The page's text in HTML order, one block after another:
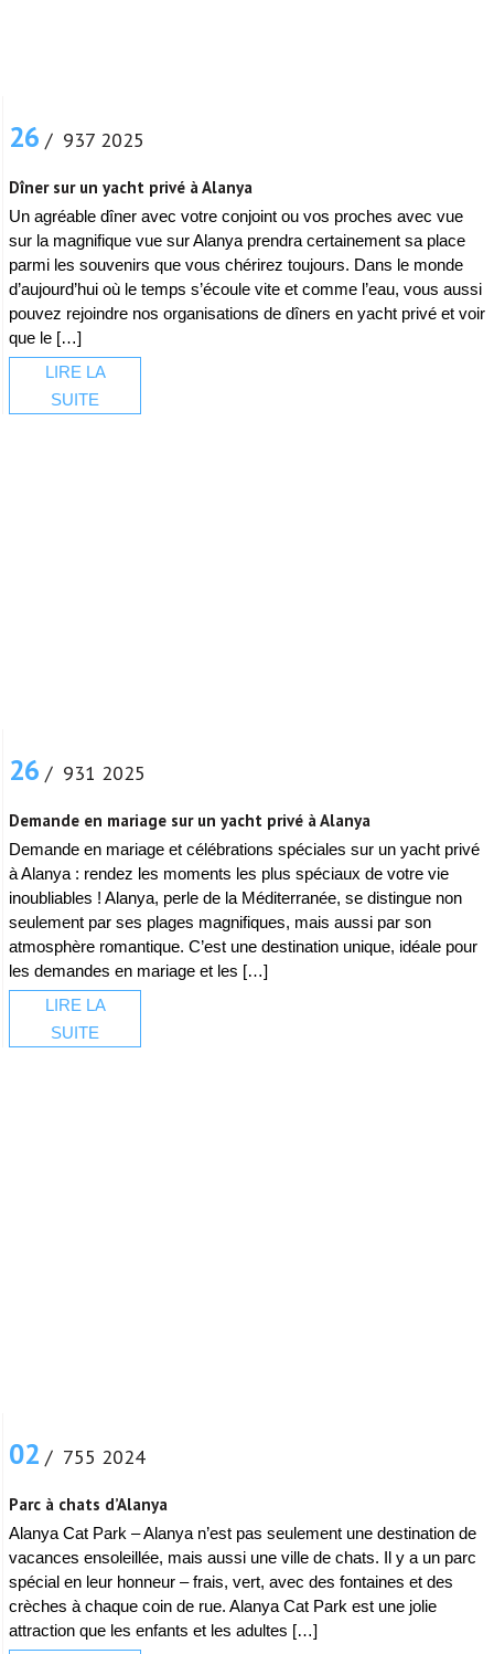
26 / 937 2025
Dîner sur un yacht privé à Alanya
Un agréable dîner avec votre conjoint ou vos proches avec vue
sur la magnifique vue sur Alanya prendra certainement sa place
parmi les souvenirs que vous chérirez toujours. Dans le monde
d’aujourd’hui où le temps s’écoule vite et comme l’eau, vous aussi
pouvez rejoindre nos organisations de dîners en yacht privé et voir
que le […]
LIRE LA
SUITE
26 / 931 2025
Demande en mariage sur un yacht privé à Alanya
Demande en mariage et célébrations spéciales sur un yacht privé
à Alanya : rendez les moments les plus spéciaux de votre vie
inoubliables ! Alanya, perle de la Méditerranée, se distingue non
seulement par ses plages magnifiques, mais aussi par son
atmosphère romantique. C’est une destination unique, idéale pour
les demandes en mariage et les […]
LIRE LA
SUITE
02 / 755 2024
Parc à chats d’Alanya
Alanya Cat Park – Alanya n’est pas seulement une destination de
vacances ensoleillée, mais aussi une ville de chats. Il y a un parc
spécial en leur honneur – frais, vert, avec des fontaines et des
crèches à chaque coin de rue. Alanya Cat Park est une jolie
attraction que les enfants et les adultes […]